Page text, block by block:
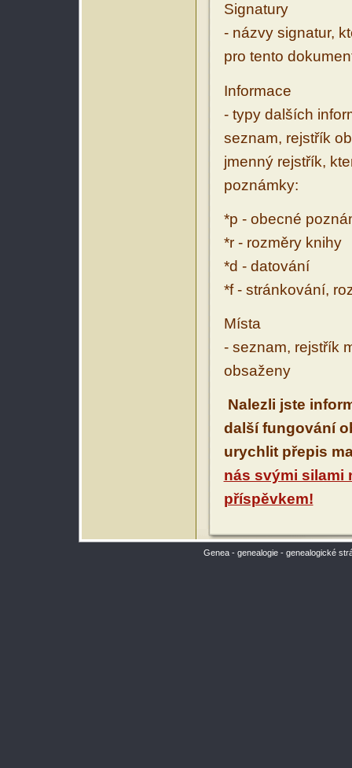
Signatury
- názvy signatur,
pro tento
Informace
- typy dalších
seznam, rejstřík
jmenný rejstřík,
poznámky:
*p - obecné
*r - rozměry knihy
*d - datování
*f - stránkování,
Místa
- seznam, rejstřík
obsaženy
Nalezli jste
další fungování
urychlit přepis
nás svými silami
příspěvkem!
Genea - genealogie - genealogické